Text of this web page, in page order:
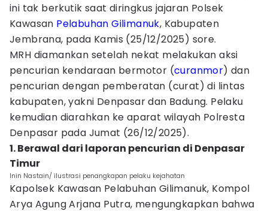
ini tak berkutik saat diringkus jajaran Polsek
Kawasan Pelabuhan Gilimanuk, Kabupaten
Jembrana, pada Kamis (25/12/2025) sore.
MRH diamankan setelah nekat melakukan aksi
pencurian kendaraan bermotor (curanmor) dan
pencurian dengan pemberatan (curat) di lintas
kabupaten, yakni Denpasar dan Badung. Pelaku
kemudian diarahkan ke aparat wilayah Polresta
Denpasar pada Jumat (26/12/2025).
1. Berawal dari laporan pencurian di Denpasar
Timur
Inin Nastain/ ilustrasi penangkapan pelaku kejahatan
Kapolsek Kawasan Pelabuhan Gilimanuk, Kompol
Arya Agung Arjana Putra, mengungkapkan bahwa